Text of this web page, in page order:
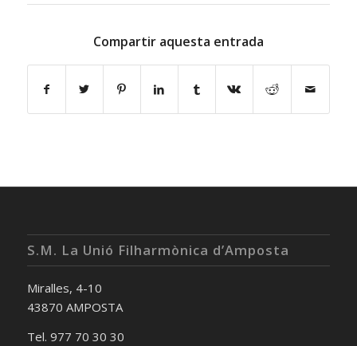
Compartir aquesta entrada
S.M. La Unió Filharmònica d’Amposta
Miralles, 4-10
43870 AMPOSTA
Tel. 977 70 30 30